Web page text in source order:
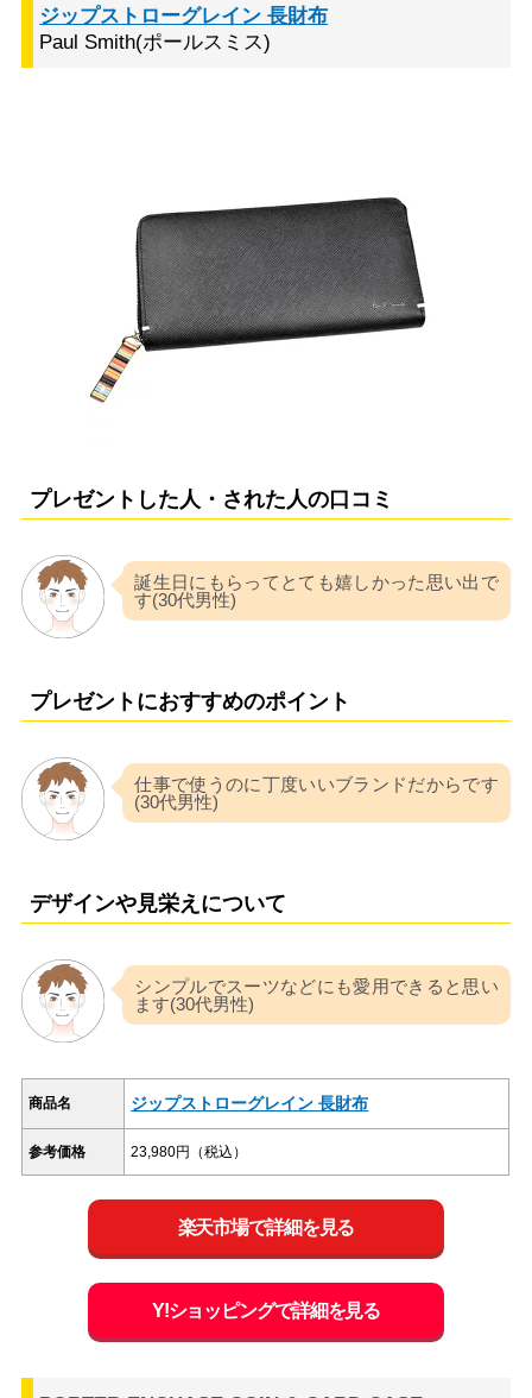
ジップストローグレイン 長財布
Paul Smith(ポールスミス)
プレゼントした人・された人の口コミ
誕生日にもらってとても嬉しかった思い出で
す(30代男性)
プレゼントにおすすめのポイント
仕事で使うのに丁度いいブランドだからです
(30代男性)
デザインや見栄えについて
シンプルでスーツなどにも愛用できると思い
ます(30代男性)
商品名 ジップストローグレイン 長財布
参考価格 23,980円（税込）
楽天市場で詳細を見る
Y!ショッピングで詳細を見る